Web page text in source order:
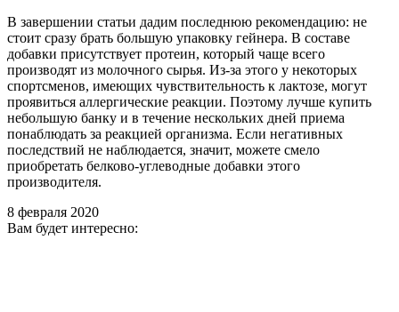
В завершении статьи дадим последнюю рекомендацию: не
стоит сразу брать большую упаковку гейнера. В составе
добавки присутствует протеин, который чаще всего
производят из молочного сырья. Из-за этого у некоторых
спортсменов, имеющих чувствительность к лактозе, могут
проявиться аллергические реакции. Поэтому лучше купить
небольшую банку и в течение нескольких дней приема
понаблюдать за реакцией организма. Если негативных
последствий не наблюдается, значит, можете смело
приобретать белково-углеводные добавки этого
производителя.
8 февраля 2020
Вам будет интересно: